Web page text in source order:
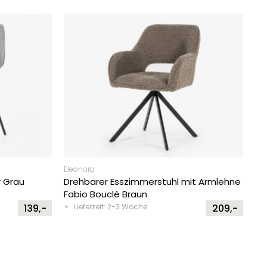
Grau
139,-
Eleonora
Drehbarer Esszimmerstuhl mit Armlehne
Fabio Bouclé Braun
Lieferzeit: 2-3 Woche 209,-